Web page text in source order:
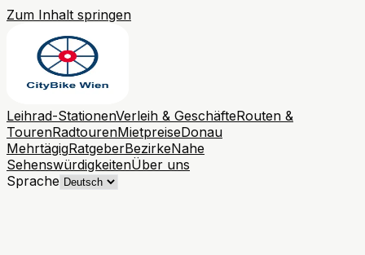
Zum Inhalt springen
Leihrad-StationenVerleih & GeschäfteRouten &
TourenRadtourenMietpreiseDonau
MehrtägigRatgeberBezirkeNahe
SehenswürdigkeitenÜber uns
Sprache